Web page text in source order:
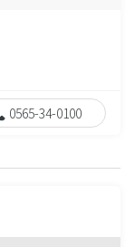
0565-34-0100